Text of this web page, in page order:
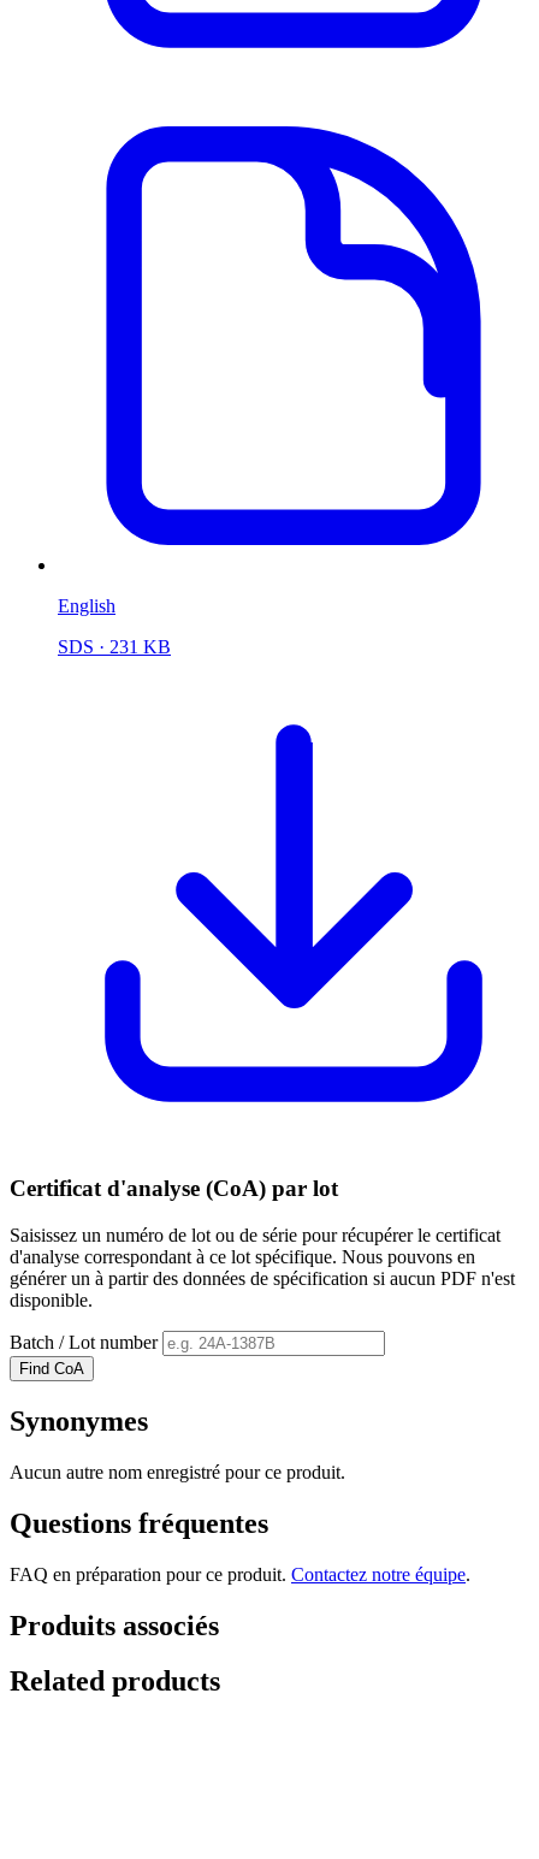
English
SDS · 231 KB
Certificat d'analyse (CoA) par lot
Saisissez un numéro de lot ou de série pour récupérer le certificat
d'analyse correspondant à ce lot spécifique. Nous pouvons en
générer un à partir des données de spécification si aucun PDF n'est
disponible.
Batch / Lot number
Find CoA
Synonymes
Aucun autre nom enregistré pour ce produit.
Questions fréquentes
FAQ en préparation pour ce produit. Contactez notre équipe.
Produits associés
Related products